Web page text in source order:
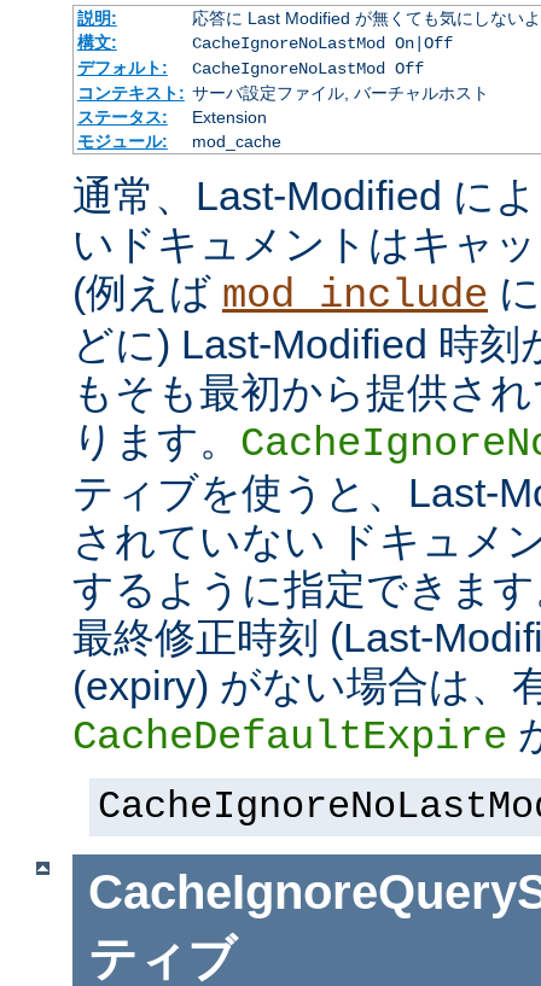
説明:
応答に Last Modified が無くても気にしない
構文:
CacheIgnoreNoLastMod On|Off
デフォルト:
CacheIgnoreNoLastMod Off
コンテキスト: サーバ設定ファイル, バーチャルホスト
ステータス:
Extension
モジュール:
mod_cache
通常、Last-Modified に
いドキュメントはキャ
(例えば mod_include
どに) Last-Modified 時
もそも最初から提供さ
ります。
ティブを使うと、Last-
されていない ドキュメ
するように指定できま
最終修正時刻 (Last-
(expiry) がない場合は、
CacheDefaultExpire
ティブ